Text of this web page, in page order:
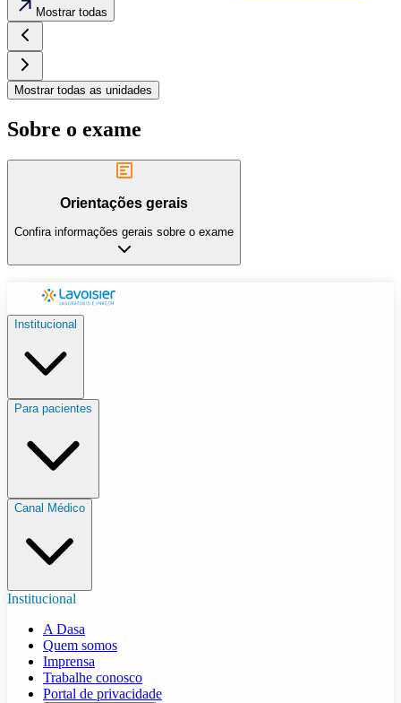
Mostrar todas
Mostrar todas as unidades
Sobre o exame
Orientações gerais
Confira informações gerais sobre o exame
Institucional
Para pacientes
Canal Médico
Institucional
A Dasa
Quem somos
Imprensa
Trabalhe conosco
Portal de privacidade